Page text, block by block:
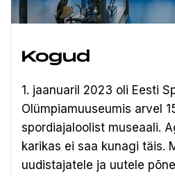
Kogud
1. jaanuaril 2023 oli Eesti
Olümpiamuuseumis arvel
spordiajaloolist museaali.
karikas ei saa kunagi täis.
uudistajatele ja uutele